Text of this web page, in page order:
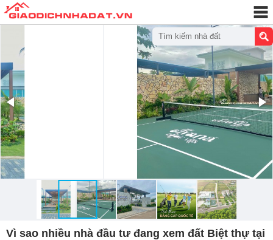
Vì sao nhiều nhà đầu tư đang xem đất Biệt thự tại
Tìm kiếm nhà đất